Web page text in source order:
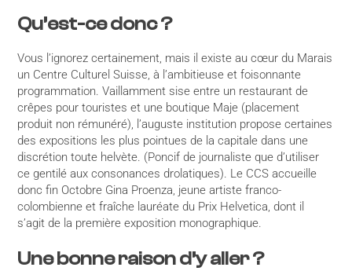
Qu’est-ce donc ?
Vous l’ignorez certainement, mais il existe au cœur du Marais
un Centre Culturel Suisse, à l’ambitieuse et foisonnante
programmation. Vaillamment sise entre un restaurant de
crêpes pour touristes et une boutique Maje (placement
produit non rémunéré), l’auguste institution propose certaines
des expositions les plus pointues de la capitale dans une
discrétion toute helvète. (Poncif de journaliste que d’utiliser
ce gentilé aux consonances drolatiques). Le CCS accueille
donc fin Octobre Gina Proenza, jeune artiste franco-
colombienne et fraîche lauréate du Prix Helvetica, dont il
s’agit de la première exposition monographique.
Une bonne raison d’y aller ?